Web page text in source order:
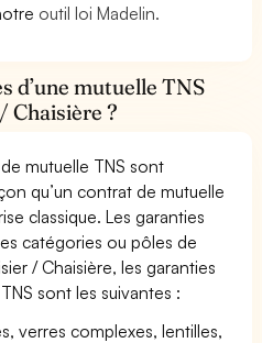
outil loi Madelin.
d’une mutuelle TNS
Chaisière ?
mutuelle TNS sont
qu’un contrat de mutuelle
classique. Les garanties
catégories ou pôles de
/ Chaisière, les garanties
sont les suivantes :
verres complexes, lentilles,